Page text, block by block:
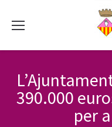
390.000
per